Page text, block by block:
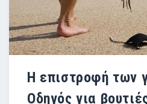
Η επιστροφή των
Οδηγός για